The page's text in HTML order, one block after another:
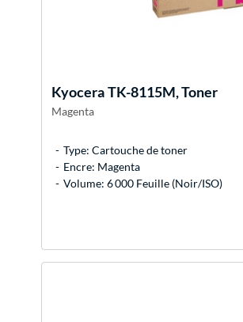
Kyocera TK-8115M, Toner
Magenta
Type: Cartouche de toner
Encre: Magenta
Volume: 6 000 Feuille (Noir/ISO)